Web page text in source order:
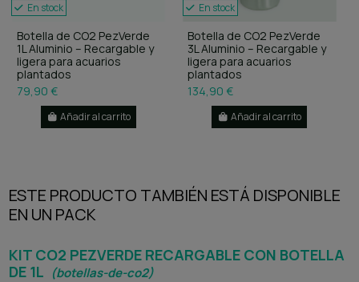
En stock
Botella de CO2 PezVerde
1L Aluminio – Recargable y
ligera para acuarios
plantados
79,90 €
Añadir al carrito
En stock
Botella de CO2 PezVerde
3L Aluminio – Recargable y
ligera para acuarios
plantados
134,90 €
Añadir al carrito
ESTE PRODUCTO TAMBIÉN ESTÁ DISPONIBLE
EN UN PACK
KIT CO2 PEZVERDE RECARGABLE CON BOTELLA
DE 1L (botellas-de-co2)